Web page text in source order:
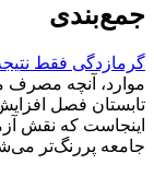
جمع‌بندی
گرمازدگی فقط
موارد، آنچه مصرف
تابستان فصل
اینجاست که نقش
جامعه پررنگ‌تر